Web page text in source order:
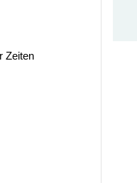
Zeiten